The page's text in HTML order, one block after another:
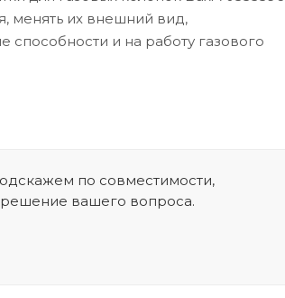
менять их внешний вид,
способности и на работу газового
по совместимости,
вашего вопроса.